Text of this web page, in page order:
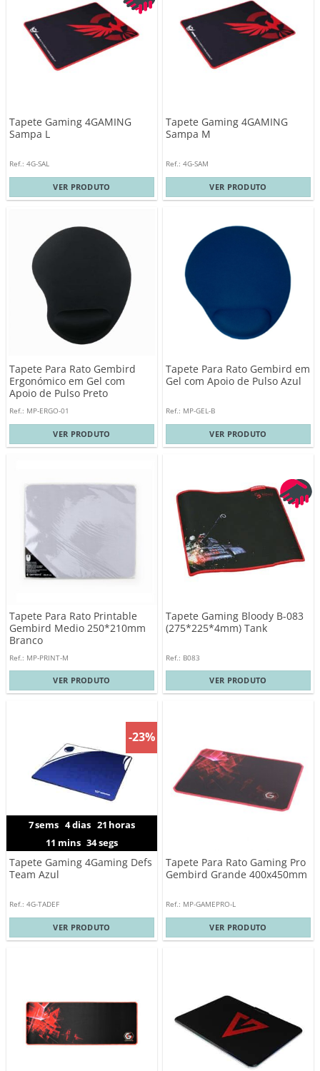
Tapete Gaming 4GAMING
Sampa L
Ref.: 4G-SAL
VER PRODUTO
Tapete Gaming 4GAMING
Sampa M
Ref.: 4G-SAM
VER PRODUTO
Tapete Para Rato Gembird
Ergonómico em Gel com
Apoio de Pulso Preto
Ref.: MP-ERGO-01
VER PRODUTO
Tapete Para Rato Gembird em
Gel com Apoio de Pulso Azul
Ref.: MP-GEL-B
VER PRODUTO
Tapete Para Rato Printable
Gembird Medio 250*210mm
Branco
Ref.: MP-PRINT-M
VER PRODUTO
Tapete Gaming Bloody B-083
(275*225*4mm) Tank
Ref.: B083
VER PRODUTO
-23%
7sems 4dias 21 horas
11 mins 33segs
Tapete Gaming 4Gaming Defs
Team Azul
Ref.: 4G-TADEF
VER PRODUTO
Tapete Para Rato Gaming Pro
Gembird Grande 400x450mm
Ref.: MP-GAMEPRO-L
VER PRODUTO